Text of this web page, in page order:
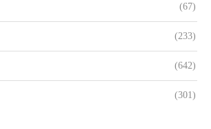
(67)
(233)
(642)
(301)